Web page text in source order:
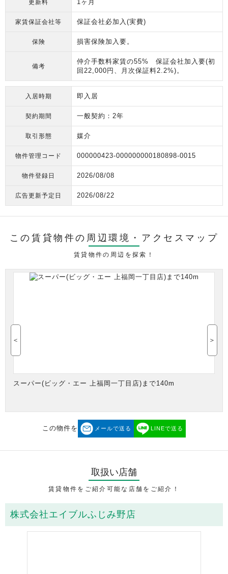
更新料 1ヶ月
家賃保証会社等 保証会社必加入(実費)
保険 損害保険加入要。
備考
仲介手数料家賃の55% 保証会社加入要(初
回22,000円、月次保証料2.2%)。
入居時期 即入居
契約期間 一般契約：2年
取引形態 媒介
物件管理コード 000000423-000000000180898-0015
物件登録日 2026/08/08
広告更新予定日 2026/08/22
この賃貸物件の周辺環境・ アクセスマップ
賃貸物件の周辺を探索！
スーパー(ビッグ・エー 上福岡一丁目店)まで140m
＜ ＞
この物件を メールで送る LINEで送る
取扱い店舗
賃貸物件をご紹介可能な店舗をご紹介！
株式会社エイブルふじみ野店